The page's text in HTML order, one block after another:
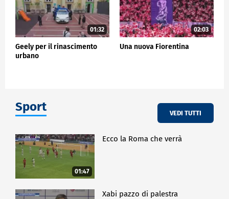
01:32
Geely per il rinascimento
urbano
02:03
Una nuova Fiorentina
Sport VEDI TUTTI
01:47
Ecco la Roma che verrà
Xabi pazzo di palestra